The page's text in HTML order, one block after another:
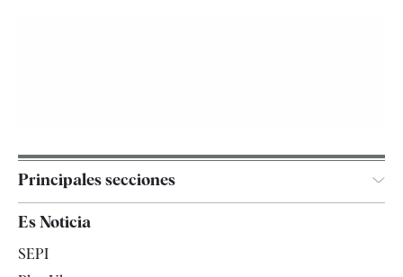
Principales secciones
España
Es Noticia
SEPI